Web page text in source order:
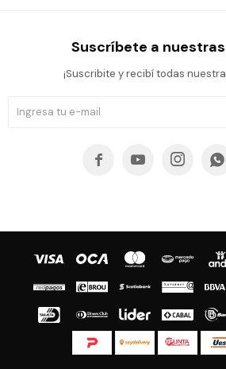
Suscríbete a
¡Suscribite y recibí todas
   